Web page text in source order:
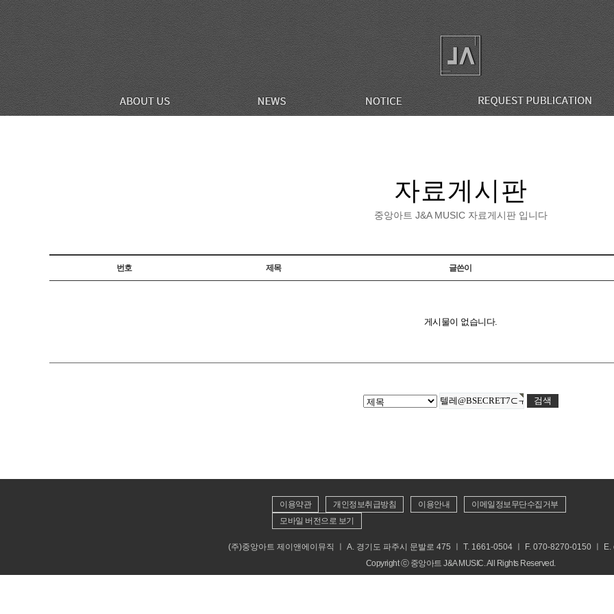
자료게시판
중앙아트 J&A MUSIC 자료게시판 입니다
번호 제목 글쓴이
게시물이 없습니다.
이용약관 개인정보취급방침 이용안내
이메일정보무단수집거부
모바일 버전으로 보기
(주)중앙아트 제이앤에이뮤직 ㅣ A. 경기도 파주시 문발로 475 ㅣ T. 1661-0504 ㅣ F. 070-8270-0150 ㅣ
Copyright ⓒ 중앙아트 J&A MUSIC. All Rights Reserved.